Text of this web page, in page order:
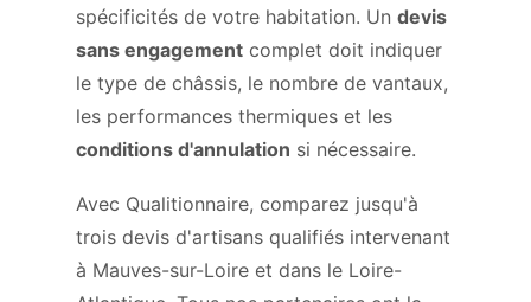
spécificités de votre habitation. Un devis
sans engagement complet doit indiquer
le type de châssis, le nombre de vantaux,
les performances thermiques et les
conditions d'annulation si nécessaire.
Avec Qualitionnaire, comparez jusqu'à
trois devis d'artisans qualifiés intervenant
à Mauves-sur-Loire et dans le Loire-